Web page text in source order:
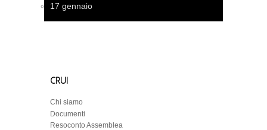
17 gennaio
CRUI
Chi siamo
Documenti
Resoconto Assemblea